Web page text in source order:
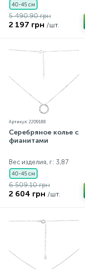
40-45 см
5 490.90 грн
2 197 грн /шт.
Артикул: 2209188
Серебряное колье с
фианитами
Вес изделия, г.: 3,87
40-45 см
6 509.10 грн
2 604 грн /шт.